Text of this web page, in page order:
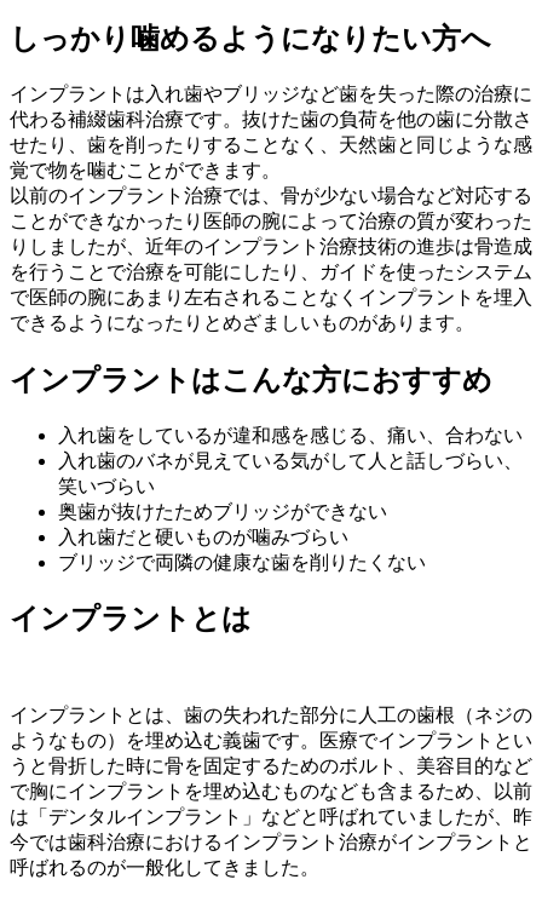
しっかり噛めるようになりたい方へ
インプラントは入れ歯やブリッジなど歯を失った際の治療に
代わる補綴歯科治療です。抜けた歯の負荷を他の歯に分散さ
せたり、歯を削ったりすることなく、天然歯と同じような感
覚で物を噛むことができます。
以前のインプラント治療では、骨が少ない場合など対応する
ことができなかったり医師の腕によって治療の質が変わった
りしましたが、近年のインプラント治療技術の進歩は骨造成
を行うことで治療を可能にしたり、ガイドを使ったシステム
で医師の腕にあまり左右されることなくインプラントを埋入
できるようになったりとめざましいものがあります。
インプラントはこんな方におすすめ
入れ歯をしているが違和感を感じる、痛い、合わない
入れ歯のバネが見えている気がして人と話しづらい、
笑いづらい
奥歯が抜けたためブリッジができない
入れ歯だと硬いものが噛みづらい
ブリッジで両隣の健康な歯を削りたくない
インプラントとは
インプラントとは、歯の失われた部分に人工の歯根（ネジの
ようなもの）を埋め込む義歯です。医療でインプラントとい
うと骨折した時に骨を固定するためのボルト、美容目的など
で胸にインプラントを埋め込むものなども含まるため、以前
は「デンタルインプラント」などと呼ばれていましたが、昨
今では歯科治療におけるインプラント治療がインプラントと
呼ばれるのが一般化してきました。